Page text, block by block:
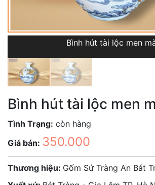
Bình hút tài lộc men
Bình hút tài lộc men
Tình Trạng: còn hàng
Giá bán: 350.000
Thương hiệu: Gốm Sứ Tràng An Bát